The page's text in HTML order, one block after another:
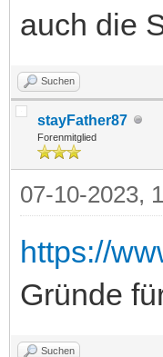
auch die
Suchen
stayFather87
Forenmitglied
07-10-2023,
https://
Gründe
Suchen